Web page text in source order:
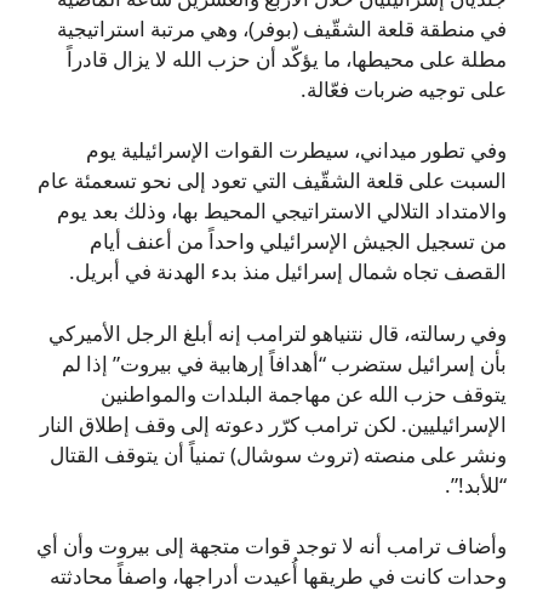
في منطقة قلعة الشقّيف (بوفر)، وهي مرتبة استراتيجية
مطلة على محيطها، ما يؤكّد أن حزب الله لا يزال قادراً
على توجيه ضربات فعّالة.
وفي تطور ميداني، سيطرت القوات الإسرائيلية يوم
السبت على قلعة الشقّيف التي تعود إلى نحو تسعمئة عام
والامتداد التلالي الاستراتيجي المحيط بها، وذلك بعد يوم
من تسجيل الجيش الإسرائيلي واحداً من أعنف أيام
القصف تجاه شمال إسرائيل منذ بدء الهدنة في أبريل.
وفي رسالته، قال نتنياهو لترامب إنه أبلغ الرجل الأميركي
بأن إسرائيل ستضرب “أهدافاً إرهابية في بيروت” إذا لم
يتوقف حزب الله عن مهاجمة البلدات والمواطنين
الإسرائيليين. لكن ترامب كرّر دعوته إلى وقف إطلاق النار
ونشر على منصته (تروث سوشال) تمنياً أن يتوقف القتال
“للأبد!”.
وأضاف ترامب أنه لا توجد قوات متجهة إلى بيروت وأن أي
وحدات كانت في طريقها أُعيدت أدراجها، واصفاً محادثته